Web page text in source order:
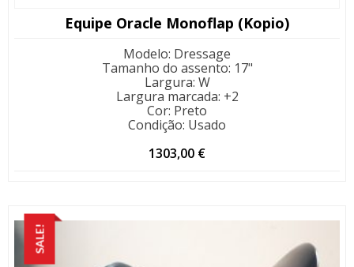
Equipe Oracle Monoflap (Kopio)
Modelo: Dressage
Tamanho do assento: 17"
Largura: W
Largura marcada: +2
Cor: Preto
Condição: Usado
1303,00 €
SALE!